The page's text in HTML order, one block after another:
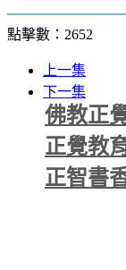
點擊數：2652
上一集
下一集
佛教正
正覺教
正智書